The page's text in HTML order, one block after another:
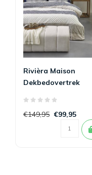
Rivièra Maison
Dekbedovertrek
€149,95 €99,95